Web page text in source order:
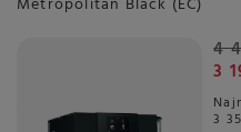
4
3
3